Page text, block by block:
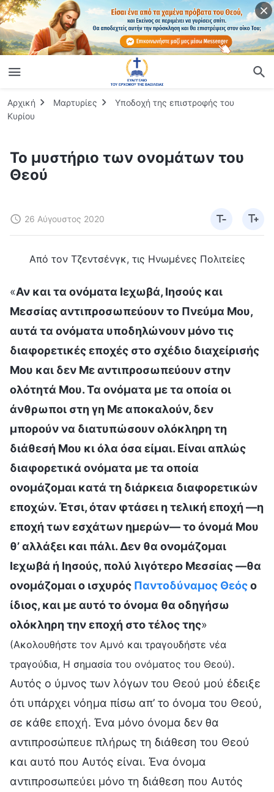
Αρχική Μαρτυρίες
Υποδοχή της επιστροφής του
Κυρίου
Το μυστήριο των ονομάτων του
Θεού
26 Αύγουστος 2020
Από τον Τζεντσένγκ, τις Ηνωμένες Πολιτείες
«Αν και τα ονόματα Ιεχωβά, Ιησούς και
Μεσσίας αντιπροσωπεύουν το Πνεύμα Μου,
αυτά τα ονόματα υποδηλώνουν μόνο τις
διαφορετικές εποχές στο σχέδιο διαχείρισής
Μου και δεν Με αντιπροσωπεύουν στην
ολότητά Μου. Τα ονόματα με τα οποία οι
άνθρωποι στη γη Με αποκαλούν, δεν
μπορούν να διατυπώσουν ολόκληρη τη
διάθεσή Μου κι όλα όσα είμαι. Είναι απλώς
διαφορετικά ονόματα με τα οποία
ονομάζομαι κατά τη διάρκεια διαφορετικών
εποχών. Έτσι, όταν φτάσει η τελική εποχή —η
εποχή των εσχάτων ημερών— το όνομά Μου
θ’ αλλάξει και πάλι. Δεν θα ονομάζομαι
Ιεχωβά ή Ιησούς, πολύ λιγότερο Μεσσίας —θα
ονομάζομαι ο ισχυρός Παντοδύναμος Θεόςο
ίδιος, και με αυτό το όνομα θα οδηγήσω
ολόκληρη την εποχή στο τέλος της»
(Ακολουθήστε τον Αμνό και τραγουδήστε νέα
τραγούδια, Η σημασία του ονόματος του Θεού).
Αυτός ο ύμνος των λόγων του Θεού μού έδειξε
ότι υπάρχει νόημα πίσω απ’ το όνομα του Θεού,
σε κάθε εποχή. Ένα μόνο όνομα δεν θα
αντιπροσώπευε πλήρως τη διάθεση του Θεού
και αυτό που Αυτός είναι. Ένα όνομα
αντιπροσωπεύει μόνο τη διάθεση που Αυτός